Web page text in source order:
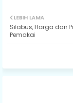
LEBIH LAMA
Silabus, Harga dan
Pemakai